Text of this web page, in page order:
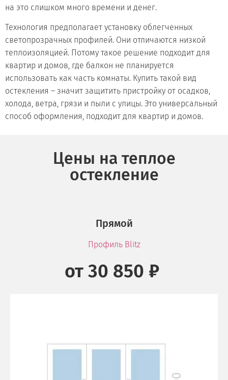
на это слишком много времени и денег.
Технология предполагает установку облегченных
светопрозрачных профилей. Они отличаются низкой
теплоизоляцией. Потому такое решение подходит для
квартир и домов, где балкон не планируется
использовать как часть комнаты. Купить такой вид
остекления – значит защитить пристройку от осадков,
холода, ветра, грязи и пыли с улицы. Это универсальный
способ оформления, подходит для квартир и домов.
Цены на теплое
остекление
Прямой
Профиль Blitz
от 30 850 ₽